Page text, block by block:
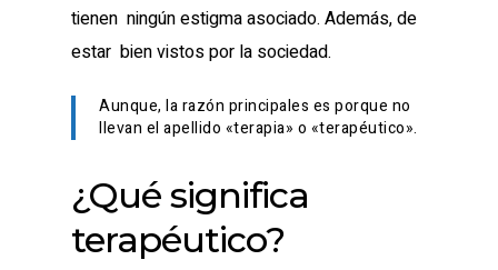
tienen ningún estigma asociado. Además, de
estar bien vistos por la sociedad.
Aunque, la razón principales es porque no
llevan el apellido «terapia» o «terapéutico».
¿Qué significa
terapéutico?